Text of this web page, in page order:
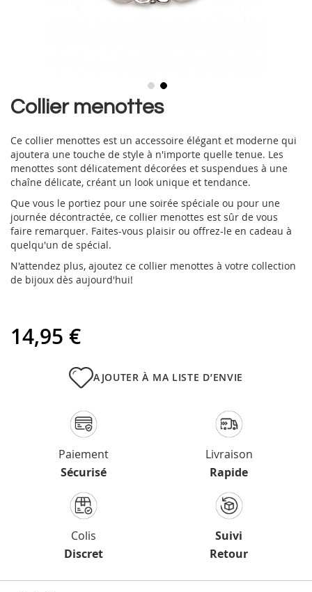
Skip
beginning
the
images
gallery
Collier menottes
Ce collier menottes est un accessoire élégant et moderne qui
ajoutera une touche de style à n'importe quelle tenue. Les
menottes sont délicatement décorées et suspendues à une
chaîne délicate, créant un look unique et tendance.
Que vous le portiez pour une soirée spéciale ou pour une
journée décontractée, ce collier menottes est sûr de vous
faire remarquer. Faites-vous plaisir ou offrez-le en cadeau à
quelqu'un de spécial.
N'attendez plus, ajoutez ce collier menottes à votre collection
de bijoux dès aujourd'hui!
14,95 €
AJOUTER À MA LISTE D’ENVIE
Paiement
Sécurisé
Livraison
Rapide
Colis
Discret
Suivi
Retour